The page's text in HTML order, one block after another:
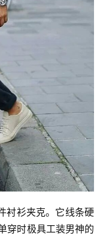
衬衫夹克。它线条硬
穿时极具工装男神的